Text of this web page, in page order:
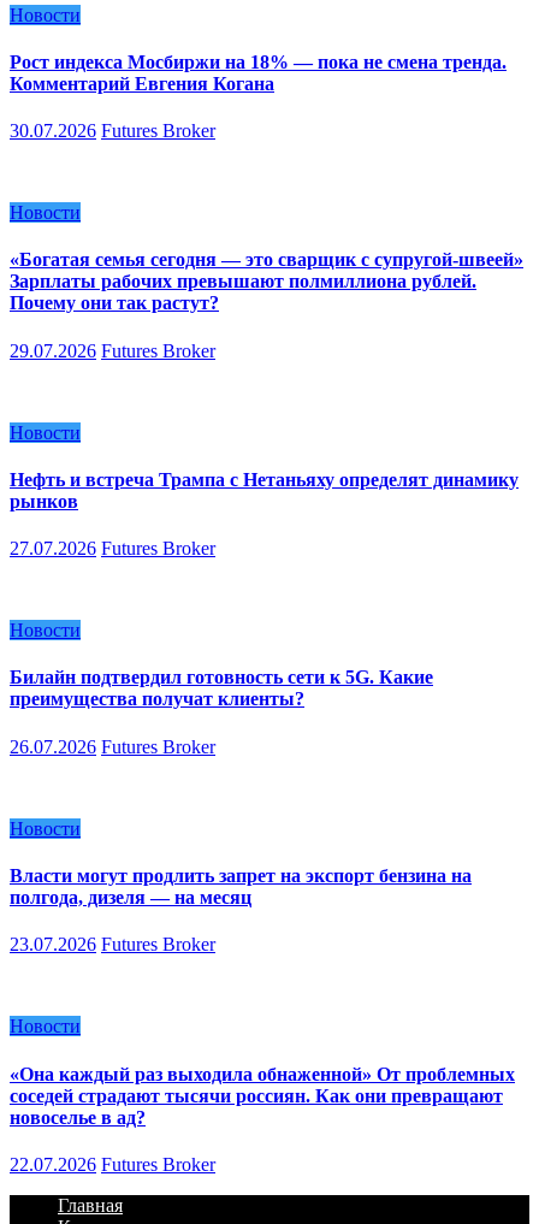
Новости
Рост индекса Мосбиржи на 18% — пока не смена тренда.
Комментарий Евгения Когана
30.07.2026 Futures Broker
Новости
«Богатая семья сегодня — это сварщик с супругой-швеей»
Зарплаты рабочих превышают полмиллиона рублей.
Почему они так растут?
29.07.2026 Futures Broker
Новости
Нефть и встреча Трампа с Нетаньяху определят динамику
рынков
27.07.2026 Futures Broker
Новости
Билайн подтвердил готовность сети к 5G. Какие
преимущества получат клиенты?
26.07.2026 Futures Broker
Новости
Власти могут продлить запрет на экспорт бензина на
полгода, дизеля — на месяц
23.07.2026 Futures Broker
Новости
«Она каждый раз выходила обнаженной» От проблемных
соседей страдают тысячи россиян. Как они превращают
новоселье в ад?
22.07.2026 Futures Broker
Главная